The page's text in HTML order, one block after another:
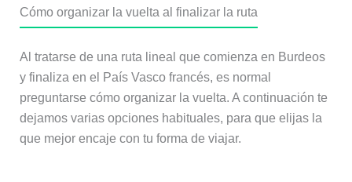
Cómo organizar la vuelta al finalizar la ruta
Al tratarse de una ruta lineal que comienza en Burdeos
y finaliza en el País Vasco francés, es normal
preguntarse cómo organizar la vuelta. A continuación te
dejamos varias opciones habituales, para que elijas la
que mejor encaje con tu forma de viajar.